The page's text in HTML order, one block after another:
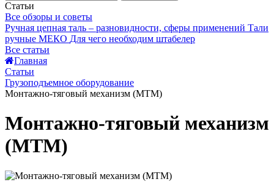
Статьи
Все обзоры и советы
Ручная цепная таль – разновидности, сферы применений Тали
ручные МЕКО Для чего необходим штабелер
Все статьи
Главная
Статьи
Грузоподъемное оборудование
Монтажно-тяговый механизм (МТМ)
Монтажно-тяговый механизм
(МТМ)